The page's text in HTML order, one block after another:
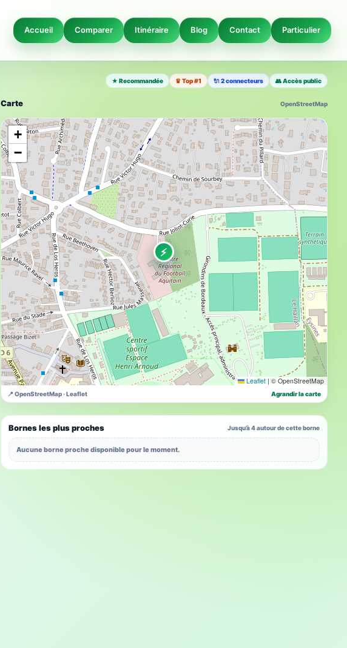
Accueil Comparer Itinéraire Blog Contact Particulier
★ Recommandée ♛ Top #1 🔌 2 connecteurs 👥 Accès public
Carte OpenStreetMap
⚡
+
−
Leaflet |© OpenStreetMap
📍 OpenStreetMap · Leaflet Agrandir la carte
Bornes les plus proches Jusqu’à 4 autour de cette borne
Aucune borne proche disponible pour le moment.